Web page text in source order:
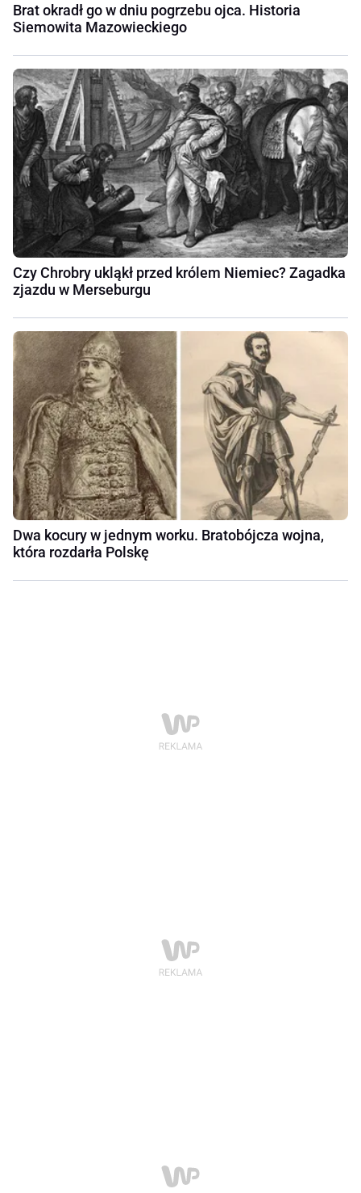
Brat okradł go w dniu pogrzebu ojca. Historia
Siemowita Mazowieckiego
Czy Chrobry ukląkł przed królem Niemiec? Zagadka
zjazdu w Merseburgu
Dwa kocury w jednym worku. Bratobójcza wojna,
która rozdarła Polskę